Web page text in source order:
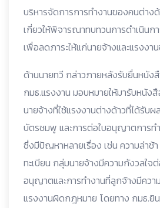
บริหารจัดการการทำงานของคนต่าง
เกี่ยวให้พิจารณาทบทวนการดำเนิน
เพื่อลดภาระให้แก่นายจ้างและแรงงา
ด้านนายทวี กล่าวภายหลังรับยื่นหนัง
กมธ.แรงงาน มอบหมายให้มารับหนัง
นายจ้างที่ใช้แรงงานต่างด้าวที่ได้รับผ
บัตรชมพู และการต่อใบอนุญาตการท
ซึ่งมีปัญหาหลายเรื่อง เช่น ความล่าช้
ทะเบียน กลุ่มนายจ้างมีความกังวลใจ
อนุญาตและการทำงานที่ลูกจ้างมีควา
แรงงานผิดกฎหมาย โดยทาง กมธ.ยิ